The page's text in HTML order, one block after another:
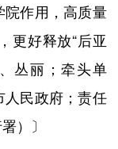
作用，高质量
更好释放“后亚
丛丽；牵头单
民政府；责任
）〕